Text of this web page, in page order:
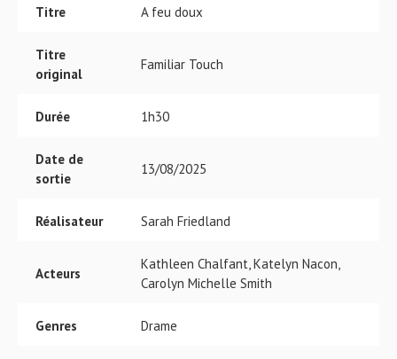
Titre A feu doux
Titre
original
Familiar Touch
Durée 1h30
Date de
sortie
13/08/2025
Réalisateur Sarah Friedland
Acteurs
Kathleen Chalfant, Katelyn Nacon,
Carolyn Michelle Smith
Genres Drame